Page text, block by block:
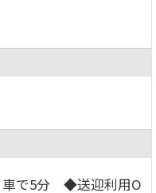
車で5分 ◆送迎利用O